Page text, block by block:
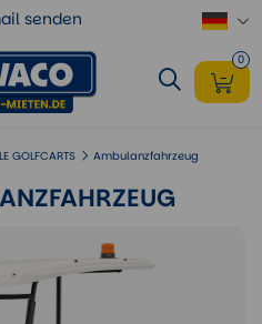
senden
0
GOLFCARTS Ambulanzfahrzeug